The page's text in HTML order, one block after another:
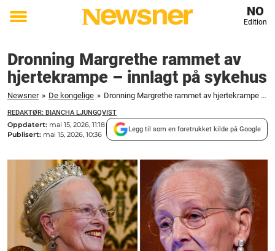
Toggle
NO
Edition
Dronning Margrethe rammet av
hjertekrampe – innlagt på sykehus
Newsner » De kongelige » Dronning Margrethe rammet av hjertekrampe – innlagt på sykehus
REDAKTØR: BIANCHA LJUNGQVIST
Oppdatert: mai 15, 2026, 11:18
Publisert: mai 15, 2026, 10:36
Legg til som en foretrukket kilde på Google